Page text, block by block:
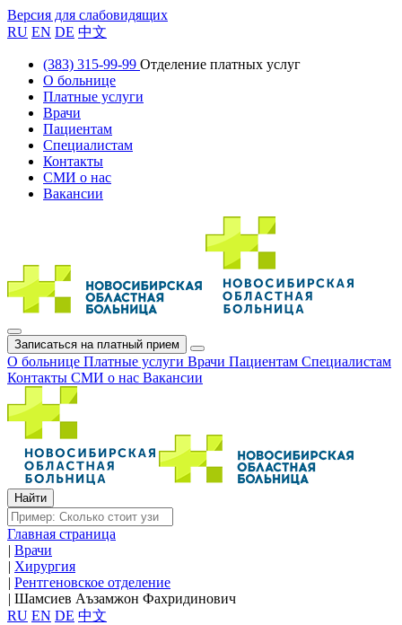
Версия для слабовидящих
RU EN DE 中文
(383) 315-99-99 Отделение платных услуг
О больнице
Платные услуги
Врачи
Пациентам
Специалистам
Контакты
СМИ о нас
Вакансии
Записаться на платный прием
О больнице Платные услуги Врачи Пациентам Специалистам
Контакты СМИ о нас Вакансии
Главная страница
| Врачи
| Хирургия
| Рентгеновское отделение
| Шамсиев Аъзамжон Фахридинович
RU EN DE 中文